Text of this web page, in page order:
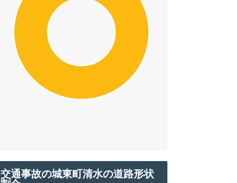
交通事故の城東町清水の道路形状